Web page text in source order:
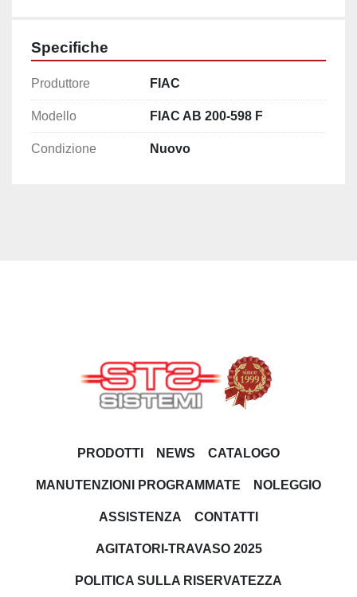
Specifiche
Produttore FIAC
Modello FIAC AB 200-598 F
Condizione Nuovo
PRODOTTI NEWS CATALOGO
MANUTENZIONI PROGRAMMATE NOLEGGIO
ASSISTENZA CONTATTI
AGITATORI-TRAVASO 2025
POLITICA SULLA RISERVATEZZA